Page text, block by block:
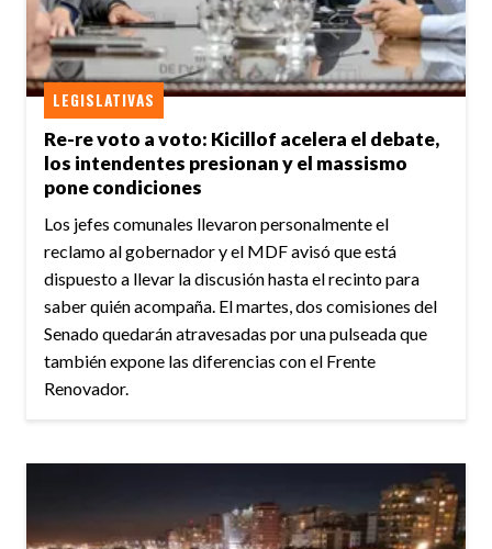
Re-re voto a voto: Kicillof acelera el debate,
los intendentes presionan y el massismo
pone condiciones
LEGISLATIVAS
Los jefes comunales llevaron personalmente el
reclamo al gobernador y el MDF avisó que está
dispuesto a llevar la discusión hasta el recinto para
saber quién acompaña. El martes, dos comisiones del
Senado quedarán atravesadas por una pulseada que
también expone las diferencias con el Frente
Renovador.